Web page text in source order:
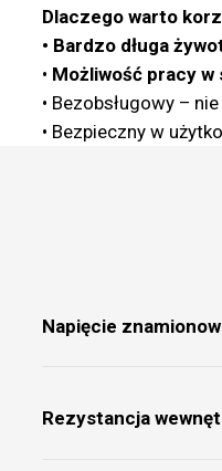
Dlaczego warto
• Bardzo długa
• Możliwość pracy
• Bezobsługowy –
• Bezpieczny w
Napięcie
Rezystancja